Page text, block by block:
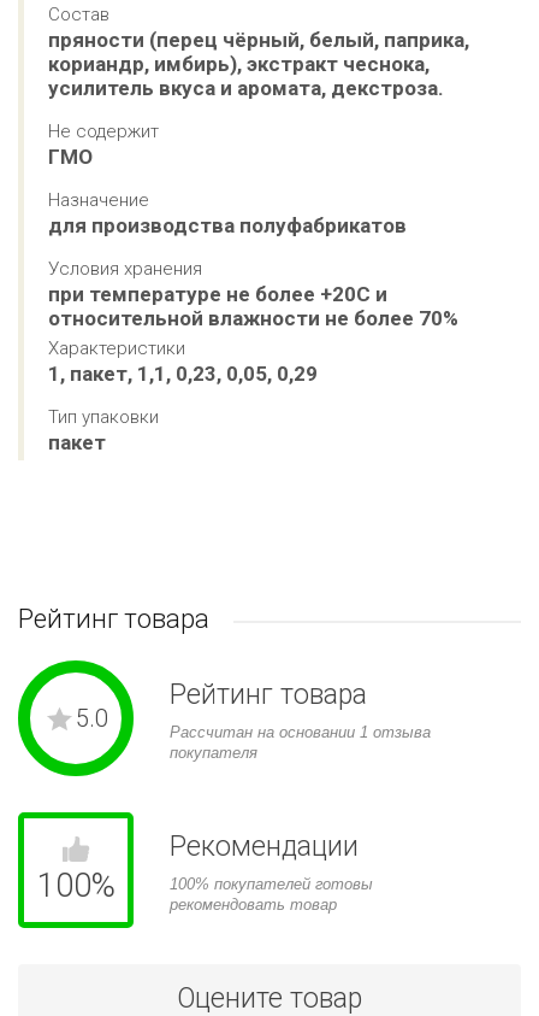
Состав
пряности (перец чёрный, белый, паприка,
кориандр, имбирь), экстракт чеснока,
усилитель вкуса и аромата, декстроза.
Не содержит
ГМО
Назначение
для производства полуфабрикатов
Условия хранения
при температуре не более +20С и
относительной влажности не более 70%
Характеристики
1, пакет, 1,1, 0,23, 0,05, 0,29
Тип упаковки
пакет
Рейтинг товара
5.0
Рейтинг товара
Рассчитан на основании 1 отзыва
покупателя
100%
Рекомендации
100% покупателей готовы
рекомендовать товар
Оцените товар